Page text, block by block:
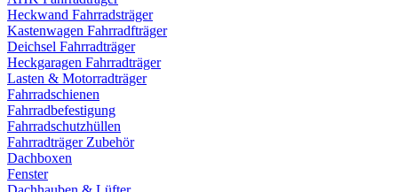
Heckwand Fahrradsträger
Kastenwagen Fahrradfträger
Deichsel Fahrradträger
Heckgaragen Fahrradträger
Lasten & Motorradträger
Fahrradschienen
Fahrradbefestigung
Fahrradschutzhüllen
Fahrradträger Zubehör
Dachboxen
Fenster